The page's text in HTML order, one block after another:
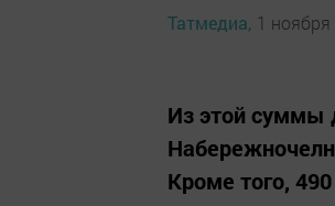
Татмедиа, 1 ноября
Из этой суммы
Кроме того,